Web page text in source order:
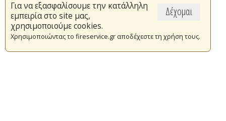
Δέχομαι
Για να εξασφαλίσουμε την κατάλληλη
εμπειρία στο site μας,
χρησιμοποιούμε cookies.
Χρησιμοποιώντας το fireservice.gr αποδέχεστε τη χρήση τους.